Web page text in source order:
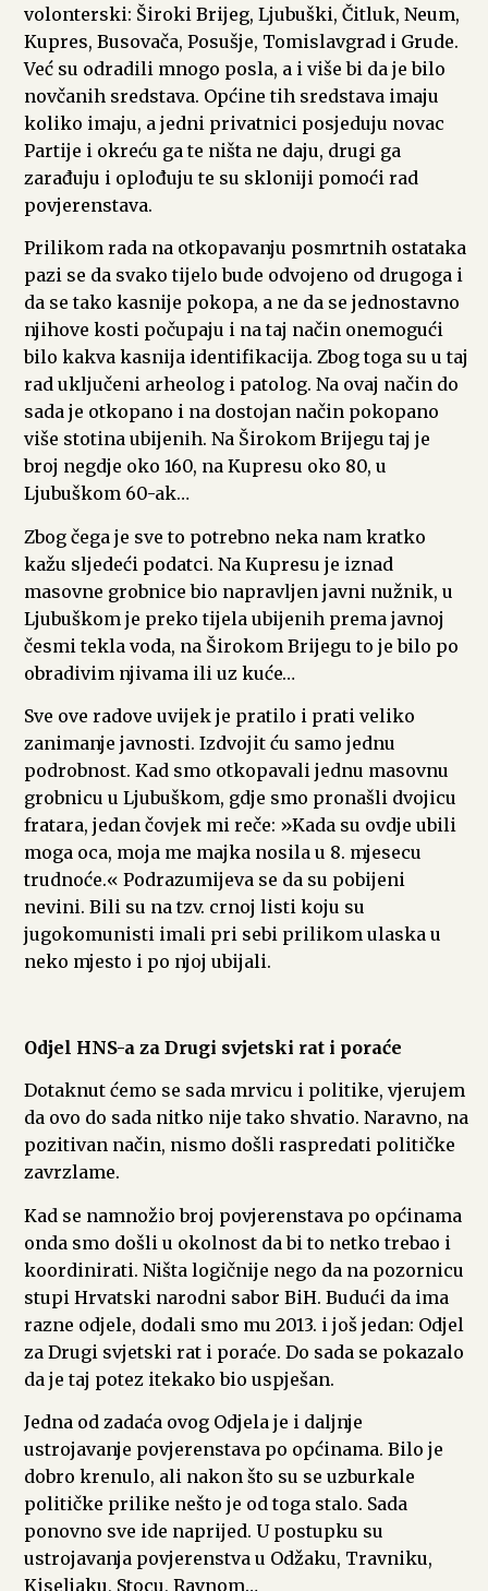
volonterski: Široki Brijeg, Ljubuški, Čitluk, Neum,
Kupres, Busovača, Posušje, Tomislavgrad i Grude.
Već su odradili mnogo posla, a i više bi da je bilo
novčanih sredstava. Općine tih sredstava imaju
koliko imaju, a jedni privatnici posjeduju novac
Partije i okreću ga te ništa ne daju, drugi ga
zarađuju i oplođuju te su skloniji pomoći rad
povjerenstava.
Prilikom rada na otkopavanju posmrtnih ostataka
pazi se da svako tijelo bude odvojeno od drugoga i
da se tako kasnije pokopa, a ne da se jednostavno
njihove kosti počupaju i na taj način onemogući
bilo kakva kasnija identifikacija. Zbog toga su u taj
rad uključeni arheolog i patolog. Na ovaj način do
sada je otkopano i na dostojan način pokopano
više stotina ubijenih. Na Širokom Brijegu taj je
broj negdje oko 160, na Kupresu oko 80, u
Ljubuškom 60-ak…
Zbog čega je sve to potrebno neka nam kratko
kažu sljedeći podatci. Na Kupresu je iznad
masovne grobnice bio napravljen javni nužnik, u
Ljubuškom je preko tijela ubijenih prema javnoj
česmi tekla voda, na Širokom Brijegu to je bilo po
obradivim njivama ili uz kuće…
Sve ove radove uvijek je pratilo i prati veliko
zanimanje javnosti. Izdvojit ću samo jednu
podrobnost. Kad smo otkopavali jednu masovnu
grobnicu u Ljubuškom, gdje smo pronašli dvojicu
fratara, jedan čovjek mi reče: »Kada su ovdje ubili
moga oca, moja me majka nosila u 8. mjesecu
trudnoće.« Podrazumijeva se da su pobijeni
nevini. Bili su na tzv. crnoj listi koju su
jugokomunisti imali pri sebi prilikom ulaska u
neko mjesto i po njoj ubijali.
Odjel HNS-a za Drugi svjetski rat i poraće
Dotaknut ćemo se sada mrvicu i politike, vjerujem
da ovo do sada nitko nije tako shvatio. Naravno, na
pozitivan način, nismo došli raspredati političke
zavrzlame.
Kad se namnožio broj povjerenstava po općinama
onda smo došli u okolnost da bi to netko trebao i
koordinirati. Ništa logičnije nego da na pozornicu
stupi Hrvatski narodni sabor BiH. Budući da ima
razne odjele, dodali smo mu 2013. i još jedan: Odjel
za Drugi svjetski rat i poraće. Do sada se pokazalo
da je taj potez itekako bio uspješan.
Jedna od zadaća ovog Odjela je i daljnje
ustrojavanje povjerenstava po općinama. Bilo je
dobro krenulo, ali nakon što su se uzburkale
političke prilike nešto je od toga stalo. Sada
ponovno sve ide naprijed. U postupku su
ustrojavanja povjerenstva u Odžaku, Travniku,
Kiseljaku, Stocu, Ravnom…